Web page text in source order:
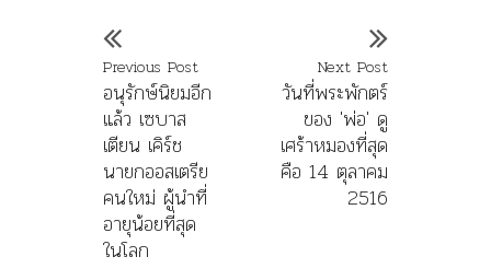
Previous Post
อนุรักษ์นิยมอีก
แล้ว เซบาส
เตียน เคิร์ช
นายกออสเตรีย
คนใหม่ ผู้นำที่
อายุน้อยที่สุด
ในโลก
Next Post
วันที่พระพักตร์
ของ 'พ่อ' ดู
เศร้าหมองที่สุด
คือ 14 ตุลาคม
2516